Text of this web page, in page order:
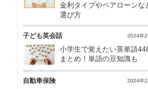
金利タイプやペアローンな
選び方
子ども英会話 2024年2
小学生で覚えたい英単語
まとめ！単語の豆知識も
自動車保険 2024年2